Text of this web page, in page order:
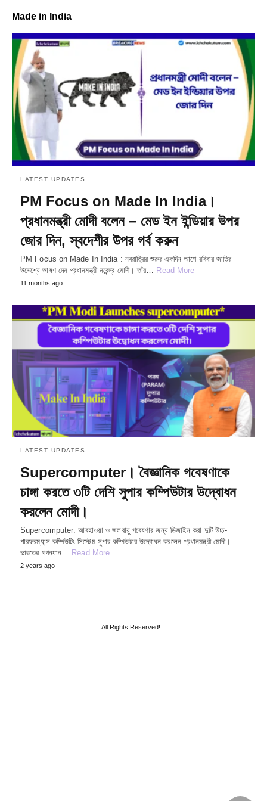
Made in India
LATEST UPDATES
PM Focus on Made In India।
প্রধানমন্ত্রী মোদী বলেন – মেড ইন ইন্ডিয়ার উপর
জোর দিন, স্বদেশীর উপর গর্ব করুন
PM Focus on Made In India : নবরাত্রির শুরুর একদিন আগে রবিবার জাতির
উদ্দেশ্যে ভাষণ দেন প্রধানমন্ত্রী নরেন্দ্র মোদী। তাঁর… Read More
11 months ago
LATEST UPDATES
Supercomputer। বৈজ্ঞানিক গবেষণাকে
চাঙ্গা করতে ৩টি দেশি সুপার কম্পিউটার উদ্বোধন
করলেন মোদী।
Supercomputer: আবহাওয়া ও জলবায়ু গবেষণার জন্য ডিজাইন করা দুটি উচ্চ-
পারফরম্যান্স কম্পিউটিং সিস্টেম সুপার কম্পিউটার উদ্বোধন করলেন প্রধানমন্ত্রী মোদী।
ভারতের গগনযান… Read More
2 years ago
All Rights Reserved!